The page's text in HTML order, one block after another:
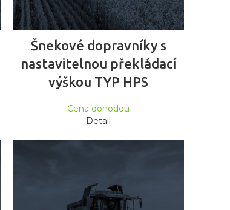
Šnekové dopravníky s
nastavitelnou překládací
výškou TYP HPS
Cena dohodou
Detail